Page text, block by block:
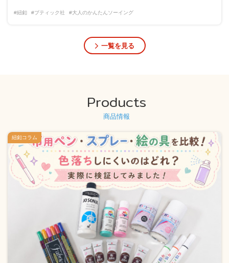
#紐釦 #ブティック社 #大人のかんたんソーイング
一覧を見る
Products
商品情報
紐釦コラム